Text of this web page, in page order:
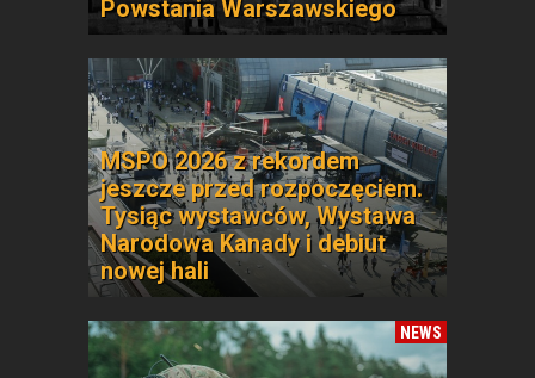
Powstania Warszawskiego
MSPO 2026 z rekordem
jeszcze przed rozpoczęciem.
Tysiąc wystawców, Wystawa
Narodowa Kanady i debiut
nowej hali
NEWS